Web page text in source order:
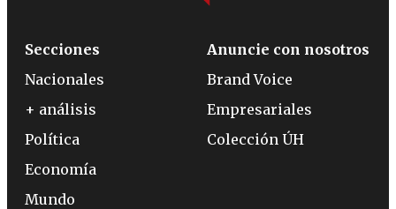
Secciones
Nacionales
+ análisis
Política
Economía
Mundo
Anuncie con nosotros
Brand Voice
Empresariales
Colección ÚH